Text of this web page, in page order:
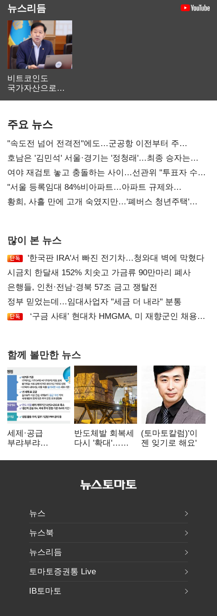
뉴스리듬
비트코인도
국가자산으로…'
주요 뉴스
"속도전 넘어 전격전"에도…군공항 이전부터 주
52시간까지 '뇌관'
호남은 '김민석' 서울·경기는 '정청래'…최종 승자는
'안갯속'
여야 재검토 놓고 충돌하는 사이…선관위 "투표자 수
오차 당연"
"서울 등록임대 84%비아파트…아파트 규제와
달리해야"
황희, 사흘 만에 고개 숙였지만…'폐버스 청년주택'
많이 본 뉴스
'한국판 IRA'서 빠진 전기차…청와대 벽에 막혔다
시금치 한달새 152% 치솟고 가금류 90만마리 폐사
은행들, 인천·전남·경북 57조 금고 쟁탈전
정부 믿었는데…임대사업자 "세금 더 내라" 분통
‘구금 사태’ 현대차 HMGMA, 미 재향군인 채용
함께 볼만한 뉴스
세제·공급
부랴부랴
김윤덕' 책임론
반도체발 회복세
다시 '확대'…
5.8% 반등
(토마토칼럼)'이
젠 잊기로 해요'
뉴스
뉴스북
뉴스리듬
토마토증권통 Live
IB토마토